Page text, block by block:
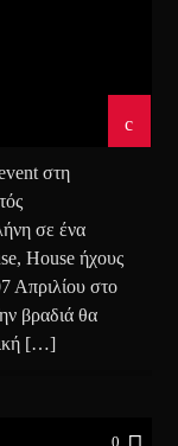
στη
σε ένα
House ήχους
Απριλίου στο
βραδιά θα
[…]
0